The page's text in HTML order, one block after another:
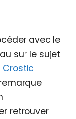
avec le
sur le sujet
Crostic
retrouver